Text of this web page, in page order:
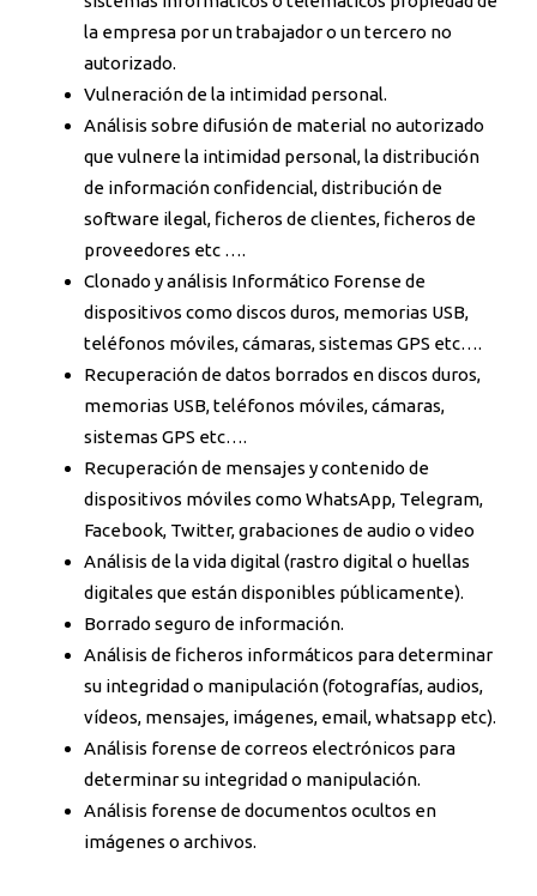
la empresa por un trabajador o un tercero no
autorizado.
Vulneración de la intimidad personal.
Análisis sobre difusión de material no autorizado
que vulnere la intimidad personal, la distribución
de información confidencial, distribución de
software ilegal, ficheros de clientes, ficheros de
proveedores etc ….
Clonado y análisis Informático Forense de
dispositivos como discos duros, memorias USB,
teléfonos móviles, cámaras, sistemas GPS etc….
Recuperación de datos borrados en discos duros,
memorias USB, teléfonos móviles, cámaras,
sistemas GPS etc….
Recuperación de mensajes y contenido de
dispositivos móviles como WhatsApp, Telegram,
Facebook, Twitter, grabaciones de audio o video
Análisis de la vida digital (rastro digital o huellas
digitales que están disponibles públicamente).
Borrado seguro de información.
Análisis de ficheros informáticos para determinar
su integridad o manipulación (fotografías, audios,
vídeos, mensajes, imágenes, email, whatsapp etc).
Análisis forense de correos electrónicos para
determinar su integridad o manipulación.
Análisis forense de documentos ocultos en
imágenes o archivos.